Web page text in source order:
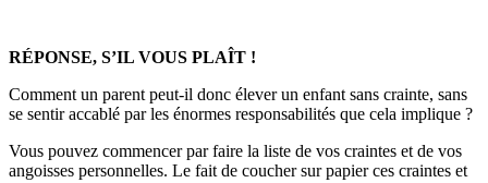
RÉPONSE, S’IL VOUS PLAÎT !
Comment un parent peut-il donc élever un enfant sans crainte, sans
se sentir accablé par les énormes responsabilités que cela implique ?
Vous pouvez commencer par faire la liste de vos craintes et de vos
angoisses personnelles. Le fait de coucher sur papier ces craintes et